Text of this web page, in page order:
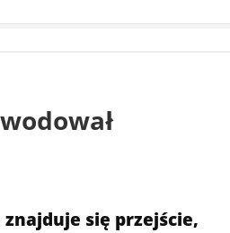
się przejście,